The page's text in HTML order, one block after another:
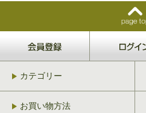
カテゴリー
お買い物方法